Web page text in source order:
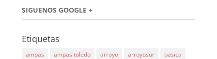
SIGUENOS GOOGLE +
Etiquetas
ampas ampas toledo arroyo arroyosur
basica